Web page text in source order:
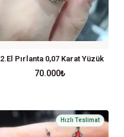
2.El Pırlanta 0,07 Karat Yüzük
70.000₺